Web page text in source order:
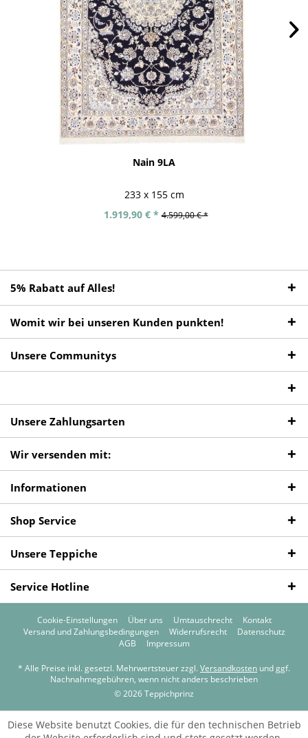
Nain 9LA
233 x 155 cm
1.919,90 € * 4.599,00 € *
5% Rabatt auf Alles!
Womit wir bei unseren Kunden punkten!
Unsere Communitys
Unsere Zahlungsarten
Wir versenden mit:
Informationen
Shop Service
Unsere Teppiche
Service Hotline
Cookie-Einstellungen Über uns Umtauschrecht
Kontakt
Versand und Zahlungsbedingungen
Widerrufsrecht
Datenschutz
AGB
Impressum
* Alle Preise inkl. gesetzl. Mehrwertsteuer zzgl. Versandkosten und ggf.
Nachnahmegebühren, wenn nicht anders beschrieben
© 2026 Teppichprinz
Diese Website benutzt Cookies, die für den technischen Betrieb